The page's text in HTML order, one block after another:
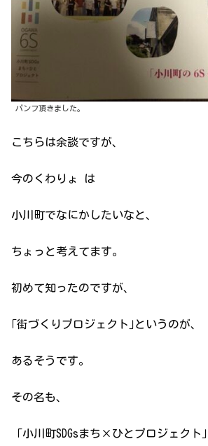
パンフ頂きました。
こちらは余談ですが、
今のくわりょ は
小川町でなにかしたいなと、
ちょっと考えてます。
初めて知ったのですが、
｢街づくりプロジェクト｣というのが、
あるそうです。
その名も、
「小川町SDGsまち×ひとプロジェクト」